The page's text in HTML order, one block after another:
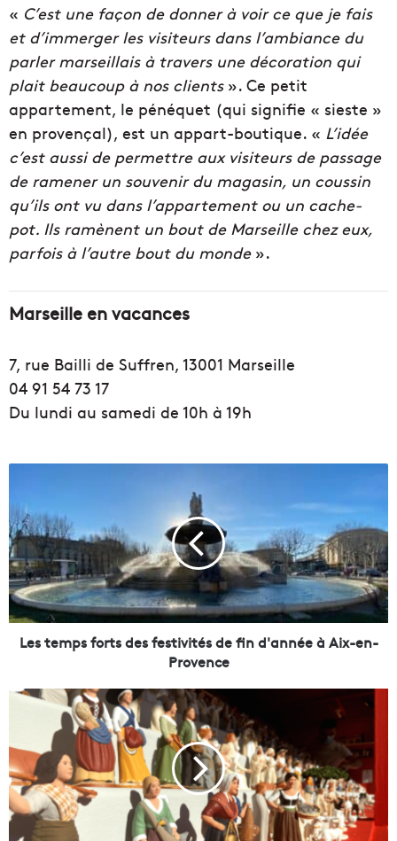
« C’est une façon de donner à voir ce que je fais
et d’immerger les visiteurs dans l’ambiance du
parler marseillais à travers une décoration qui
plait beaucoup à nos clients». Ce petit
appartement, le pénéquet (qui signifie « sieste »
en provençal), est un appart-boutique. « L’idée
c’est aussi de permettre aux visiteurs de passage
de ramener un souvenir du magasin, un coussin
qu’ils ont vu dans l’appartement ou un cache-
pot. Ils ramènent un bout de Marseille chez eux,
parfois à l’autre bout du monde».
Marseille en vacances
7, rue Bailli de Suffren, 13001 Marseille
04 91 54 73 17
Du lundi au samedi de 10h à 19h
s
t
e
m
p
s
f
s
s
f
e
s
t
Les temps forts des festivités de fin d'année à Aix-en-
Provence
L
s
a
n
t
o